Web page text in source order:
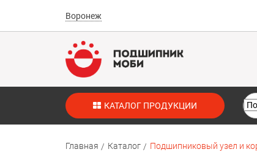
Воронеж
КАТАЛОГ ПРОДУКЦИИ
Главная Каталог Подшипниковый узел и